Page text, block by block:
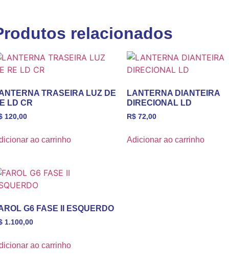
relacionados
TRASEIRA LUZ DE
LD CR
120,00
ao carrinho
LANTERNA DIANTEIRA
DIRECIONAL LD
R$72,00
Adicionar ao carrinho
G6 FASE II ESQUERDO
1.100,00
ao carrinho